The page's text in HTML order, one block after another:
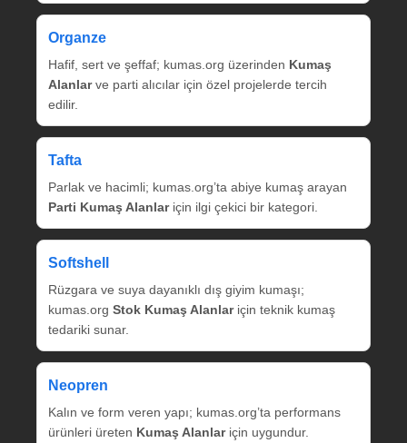
Organze
Hafif, sert ve şeffaf; kumas.org üzerinden Kumaş
Alanlarve parti alıcılar için özel projelerde tercih
edilir.
Tafta
Parlak ve hacimli; kumas.org’ta abiye kumaş arayan
Parti Kumaş Alanlariçin ilgi çekici bir kategori.
Softshell
Rüzgara ve suya dayanıklı dış giyim kumaşı;
kumas.org Stok Kumaş Alanlariçin teknik kumaş
tedariki sunar.
Neopren
Kalın ve form veren yapı; kumas.org’ta performans
ürünleri üreten Kumaş Alanlariçin uygundur.